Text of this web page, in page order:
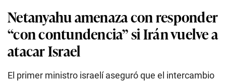
Netanyahu amenaza con responder
“con contundencia” si Irán vuelve a
atacar Israel
El primer ministro israelí aseguró que el intercambio